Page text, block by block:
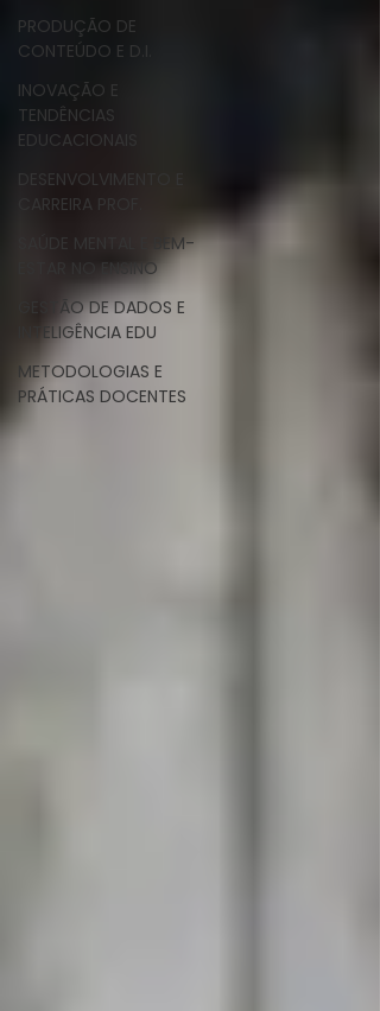
PRODUÇÃO DE
CONTEÚDO E D.I.
INOVAÇÃO E
TENDÊNCIAS
EDUCACIONAIS
DESENVOLVIMENTO E
CARREIRA PROF.
SAÚDE MENTAL E BEM-
ESTAR NO ENSINO
GESTÃO DE DADOS E
INTELIGÊNCIA EDU
METODOLOGIAS E
PRÁTICAS DOCENTES